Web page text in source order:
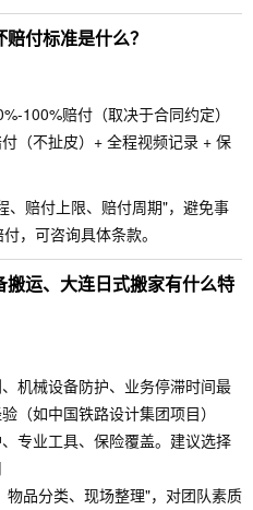
付标准是什么？
100%赔付（取决于合同约定）
（不扯皮）+ 全程视频记录 + 保
、赔付上限、赔付周期"，避免事
，可咨询具体条款。
运、大连日式搬家有什么特
机械设备防护、业务停滞时间最
（如中国铁路设计集团项目）
专业工具、保险覆盖。建议选择
物品分类、现场整理"，对团队素质